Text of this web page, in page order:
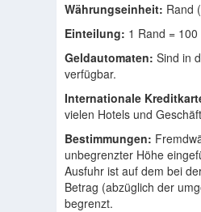
Währungseinheit: Rand
Einteilung: 1 Rand =
Geldautomaten: Sind in
verfügbar.
Internationale
vielen Hotels und
Bestimmungen:
unbegrenzter Höhe
Ausfuhr ist auf dem bei
Betrag (abzüglich der
begrenzt.